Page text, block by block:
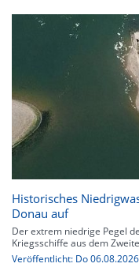
Historisches
Donau auf
Der extrem niedrige Pegel
Kriegsschiffe aus dem
Veröffentlicht: Do